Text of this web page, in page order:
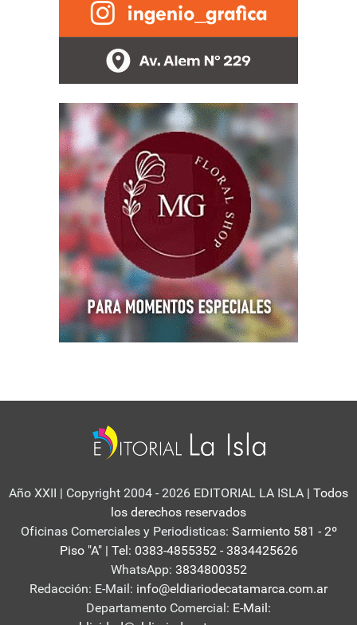
Año XXII | Copyright 2004 - 2026 EDITORIAL LA ISLA | Todos
los derechos reservados
Oficinas Comerciales y Periodisticas: Sarmiento 581 - 2º
Piso "A" | Tel: 0383-4855352 - 3834425626
WhatsApp: 3834800352
Redacción: E-Mail: info@eldiariodecatamarca.com.ar
Departamento Comercial: E-Mail: